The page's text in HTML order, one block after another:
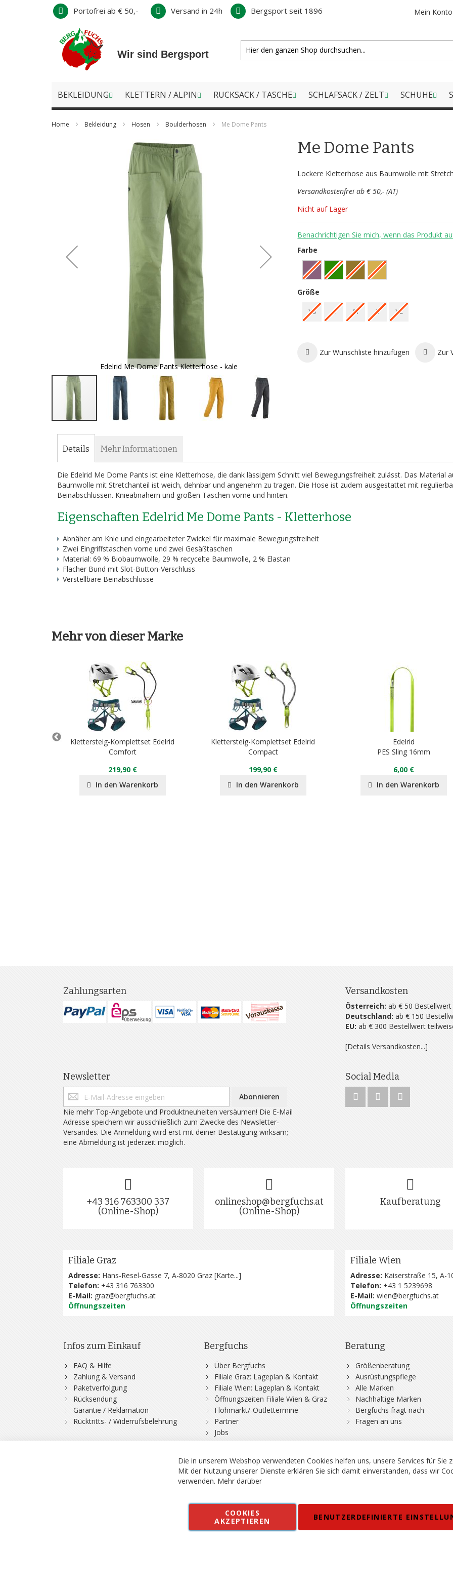
Direkt
Inhalt
Mein Konto
Portofrei ab € 50,- Versand in 24h Bergsport seit 1896
Wir sind Bergsport
BEKLEIDUNG KLETTERN / ALPIN RUCKSACK / TASCHE SCHLAFSACK / ZELT SCHUHE
Home Bekleidung Hosen Boulderhosen Me Dome Pants
Edelrid Me Dome Pants Kletterhose - kale
Anfang
Me Dome Pants
Lockere Kletterhose aus Baumwolle mit
Versandkostenfrei ab € 50,- (AT)
Nicht auf Lager
Benachrichtigen Sie mich, wenn das Produkt
Farbe
Größe
XS S M L XL
Zur Wunschliste hinzufügen Zur
Details
Die Edelrid Me Dome Pants ist eine Kletterhose, die dank lässigem Schnitt viel Bewegungsfreiheit zulässt. Das Material
Baumwolle mit Stretchanteil ist weich, dehnbar und angenehm zu tragen. Die Hose ist zudem ausgestattet mit
Beinabschlüssen. Knieabnähern und großen Taschen vorne und hinten.
Eigenschaften Edelrid Me Dome Pants - Kletterhose
Abnäher am Knie und eingearbeiteter Zwickel für maximale Bewegungsfreiheit
Zwei Eingriffstaschen vorne und zwei Gesäßtaschen
Material: 69 % Biobaumwolle, 29 % recycelte Baumwolle, 2 % Elastan
Flacher Bund mit Slot-Button-Verschluss
Verstellbare Beinabschlüsse
Mehr Informationen
Mehr von dieser Marke
Klettersteig-Komplettset Edelrid
Comfort
219,90 €
In den Warenkorb
Klettersteig-Komplettset Edelrid
Compact
199,90 €
In den Warenkorb
Edelrid
PES Sling 16mm
6,00 €
In den Warenkorb
Zahlungsarten Versandkosten
Österreich: ab € 50
Deutschland: ab € 150
EU: ab € 300 Bestellwert
[Details Versandkosten...]
Newsletter
Abonnieren
Nie mehr Top-Angebote und Produktneuheiten versäumen! Die E-Mail
Adresse speichern wir ausschließlich zum Zwecke des Newsletter-
Versandes. Die Anmeldung wird erst mit deiner Bestätigung wirksam;
eine Abmeldung ist jederzeit möglich.
Social Media
+43 316 763300 337
(Online-Shop)
onlineshop@bergfuchs.at
(Online-Shop)
Kaufberatung
Filiale Graz
Adresse: Hans-Resel-Gasse 7, A-8020 Graz [Karte...]
Telefon: +43 316 763300
E-Mail: graz@bergfuchs.at
Öffnungszeiten
Filiale Wien
Adresse: Kaiserstraße 15, A-
Telefon: +43 1 5239698
E-Mail: wien@bergfuchs.at
Öffnungszeiten
Infos zum Einkauf
FAQ & Hilfe
Zahlung & Versand
Paketverfolgung
Rücksendung
Garantie / Reklamation
Rücktritts- / Widerrufsbelehrung
Bergfuchs
Über Bergfuchs
Filiale Graz: Lageplan & Kontakt
Filiale Wien: Lageplan & Kontakt
Öffnungszeiten Filiale Wien & Graz
Flohmarkt/-Outlettermine
Partner
Jobs
Beratung
Größenberatung
Ausrüstungspflege
Alle Marken
Nachhaltige Marken
Bergfuchs fragt nach
Fragen an uns
Vertrag widerrufen Kontakt AGB Datenschutz
Alle Preise inkl. MWSt. in EUR, Angebot solange Vorrat reicht. Fehler, Irrtümer und
Die in unserem Webshop verwendeten Cookies helfen uns, unsere Services für Sie
Mit der Nutzung unserer Dienste erklären Sie sich damit einverstanden, dass wir
verwenden. Mehr darüber
COOKIES
AKZEPTIEREN
BENUTZERDEFINIERTE